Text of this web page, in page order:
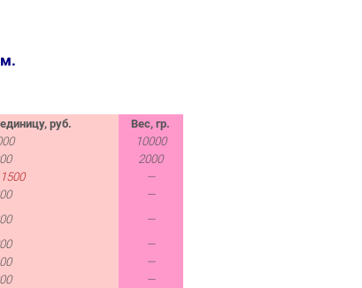
руб.
Вес, гр.
10000
2000
1500
—
—
—
—
—
—